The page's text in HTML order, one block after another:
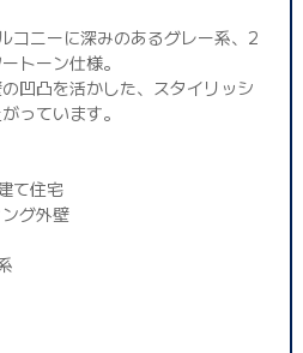
コニーに深みのあるグレー系、2
トーン仕様。
凹凸を活かした、スタイリッシ
っています。
て住宅
グ外壁